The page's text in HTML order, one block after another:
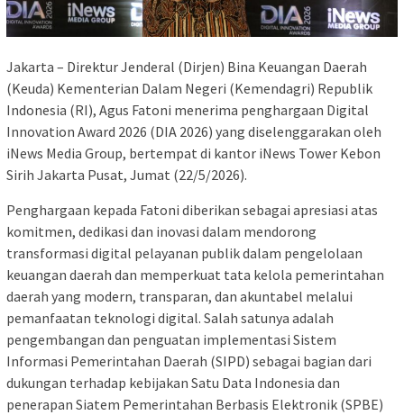
Jakarta – Direktur Jenderal (Dirjen) Bina Keuangan Daerah
(Keuda) Kementerian Dalam Negeri (Kemendagri) Republik
Indonesia (RI), Agus Fatoni menerima penghargaan Digital
Innovation Award 2026 (DIA 2026) yang diselenggarakan oleh
iNews Media Group, bertempat di kantor iNews Tower Kebon
Sirih Jakarta Pusat, Jumat (22/5/2026).
Penghargaan kepada Fatoni diberikan sebagai apresiasi atas
komitmen, dedikasi dan inovasi dalam mendorong
transformasi digital pelayanan publik dalam pengelolaan
keuangan daerah dan memperkuat tata kelola pemerintahan
daerah yang modern, transparan, dan akuntabel melalui
pemanfaatan teknologi digital. Salah satunya adalah
pengembangan dan penguatan implementasi Sistem
Informasi Pemerintahan Daerah (SIPD) sebagai bagian dari
dukungan terhadap kebijakan Satu Data Indonesia dan
penerapan Siatem Pemerintahan Berbasis Elektronik (SPBE)